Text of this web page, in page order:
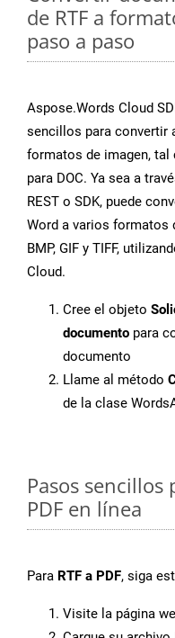
de RTF a
paso a paso
Aspose.Words Cloud
sencillos para convertir
formatos de imagen,
para DOC. Ya sea a
REST o SDK, puede
Word a varios formatos
BMP, GIF y TIFF,
Cloud.
Cree el objeto
documento para
documento
Llame al método
de la clase
Pasos sencillos
PDF en línea
Para RTF a PDF, siga
Visite la página